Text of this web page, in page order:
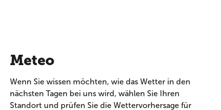
Meteo
Wenn Sie wissen möchten, wie das Wetter in den
nächsten Tagen bei uns wird, wählen Sie Ihren
Standort und prüfen Sie die Wettervorhersage für